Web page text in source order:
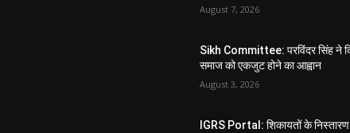
August 7, 2026
Sikh Committee: परविंदर सिंह ने
समाज को एकजुट होने का आह्वान
August 3, 2026
IGRS Portal: शिकायतों के